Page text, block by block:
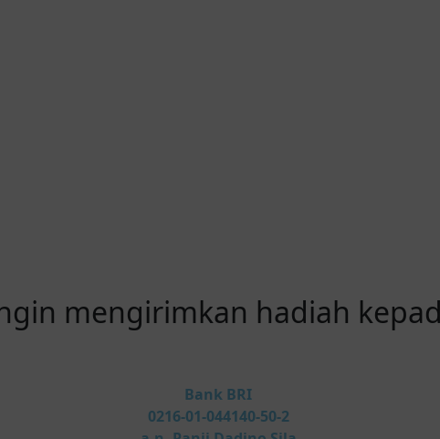
mengirimkan hadiah
Bank BRI
0216-01-044140-50-2